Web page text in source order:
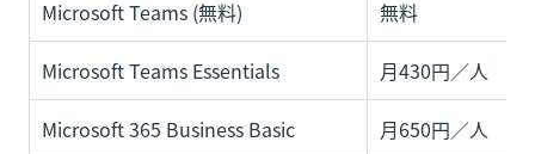
Microsoft Teams (無料) 無料
Microsoft Teams Essentials 月430円／人
Microsoft 365 Business Basic 月650円／人